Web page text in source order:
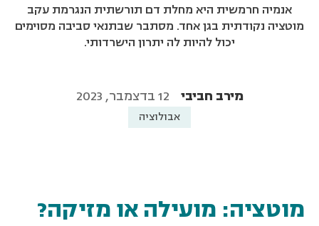
אנמיה חרמשית היא מחלת דם תורשתית הנגרמת עקב
מוטציה נקודתית בגן אחד. מסתבר שבתנאי סביבה מסוימים
יכול להיות לה יתרון הישרדותי.
מירב חביבי 12 בדצמבר, 2023
אבולוציה
מוטציה: מועילה או מזיקה?